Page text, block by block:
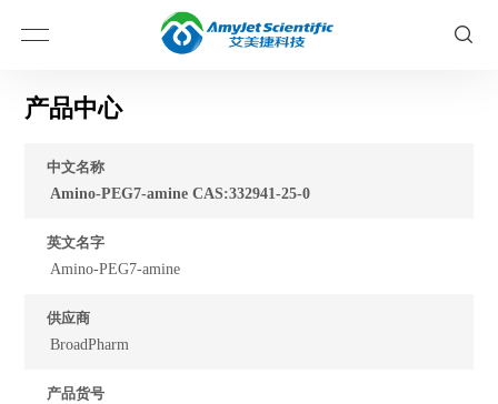
产品中心
中文名称
Amino-PEG7-amine CAS:332941-25-0
英文名字
Amino-PEG7-amine
供应商
BroadPharm
产品货号